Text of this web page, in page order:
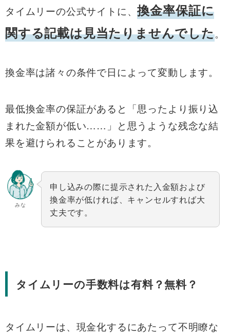
タイムリーの公式サイトに、換金率保証に
関する記載は見当たりませんでした。
換金率は諸々の条件で日によって変動します。
最低換金率の保証があると「思ったより振り込
まれた金額が低い……」と思うような残念な結
果を避けられることがあります。
みな
申し込みの際に提示された入金額および
換金率が低ければ、キャンセルすれば大
丈夫です。
タイムリーの手数料は有料？無料？
タイムリーは、現金化するにあたって不明瞭な